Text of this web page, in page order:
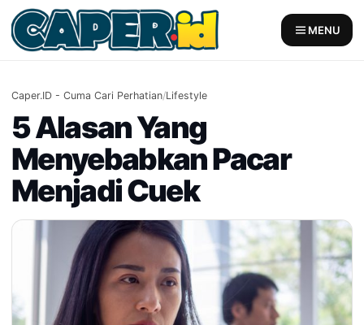
Skip
to
content
MENU
Caper.ID - Cuma Cari Perhatian/Lifestyle
5 Alasan Yang
Menyebabkan Pacar
Menjadi Cuek